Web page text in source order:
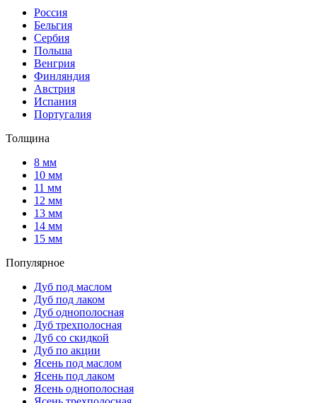
Россия
Бельгия
Сербия
Польша
Венгрия
Финляндия
Австрия
Испания
Португалия
Толщина
8 мм
10 мм
11 мм
12 мм
13 мм
14 мм
15 мм
Популярное
Дуб под маслом
Дуб под лаком
Дуб однополосная
Дуб трехполосная
Дуб со скидкой
Дуб по акции
Ясень под маслом
Ясень под лаком
Ясень однополосная